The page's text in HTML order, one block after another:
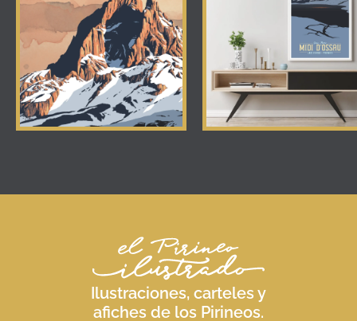
Ilustraciones, carteles y
afiches de los Pirineos.